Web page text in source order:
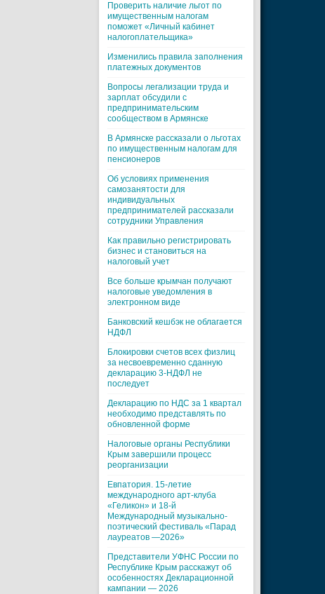
Проверить наличие льгот по
имущественным налогам
поможет «Личный кабинет
налогоплательщика»
Изменились правила заполнения
платежных документов
Вопросы легализации труда и
зарплат обсудили с
предпринимательским
сообществом в Армянске
В Армянске рассказали о льготах
по имущественным налогам для
пенсионеров
Об условиях применения
самозанятости для
индивидуальных
предпринимателей рассказали
сотрудники Управления
Как правильно регистрировать
бизнес и становиться на
налоговый учет
Все больше крымчан получают
налоговые уведомления в
электронном виде
Банковский кешбэк не облагается
НДФЛ
Блокировки счетов всех физлиц
за несвоевременно сданную
декларацию 3-НДФЛ не
последует
Декларацию по НДС за 1 квартал
необходимо представлять по
обновленной форме
Налоговые органы Республики
Крым завершили процесс
реорганизации
Евпатория. 15-летие
международного арт-клуба
«Геликон» и 18-й
Международный музыкально-
поэтический фестиваль «Парад
лауреатов —2026»
Представители УФНС России по
Республике Крым расскажут об
особенностях Декларационной
кампании — 2026